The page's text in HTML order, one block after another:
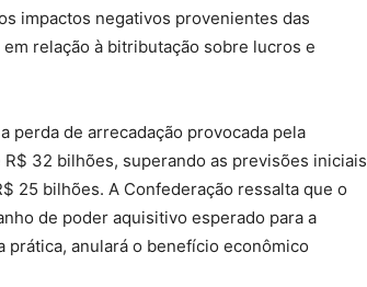
impactos negativos provenientes das
relação à bitributação sobre lucros e
perda de arrecadação provocada pela
32 bilhões, superando as previsões iniciais
25 bilhões. A Confederação ressalta que o
de poder aquisitivo esperado para a
prática, anulará o benefício econômico